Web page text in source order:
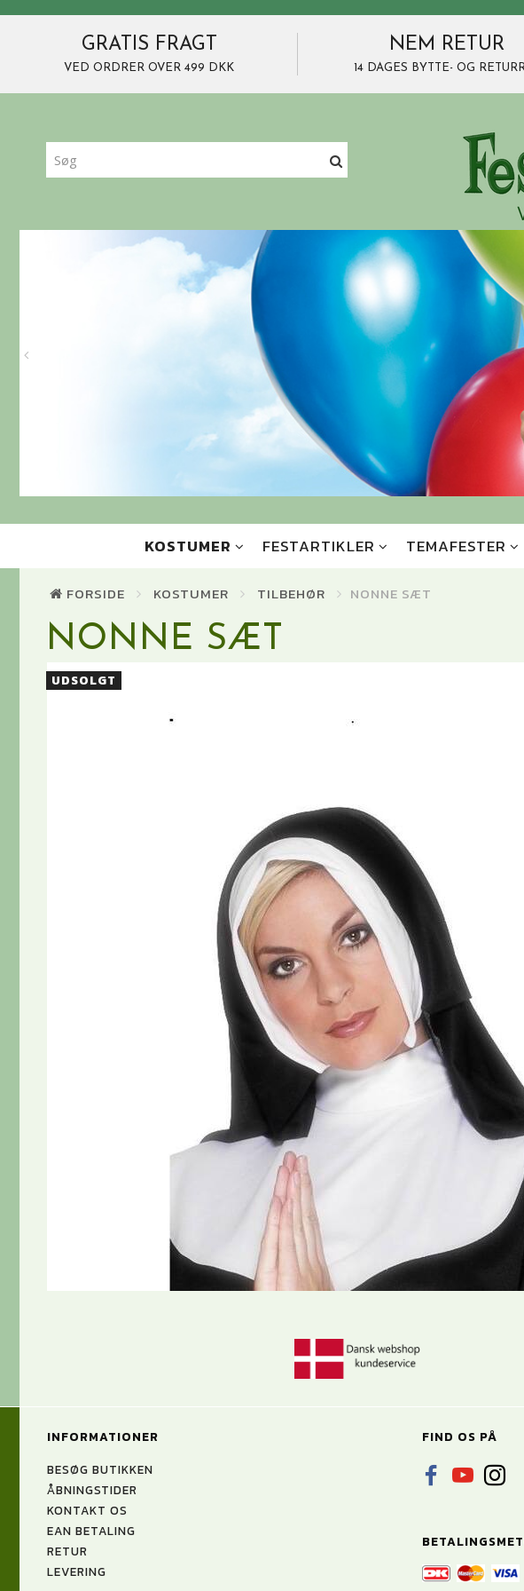
GRATIS FRAGT
VED ORDRER OVER 499 DKK
NEM RETUR
14 DAGES BYTTE- OG
KOSTUMER FESTARTIKLER TEMAFESTER
FORSIDE KOSTUMER TILBEHØR NONNE SÆT
NONNE SÆT
UDSOLGT
INFORMATIONER
BESØG BUTIKKEN
ÅBNINGSTIDER
KONTAKT OS
EAN BETALING
RETUR
LEVERING
FIND OS PÅ